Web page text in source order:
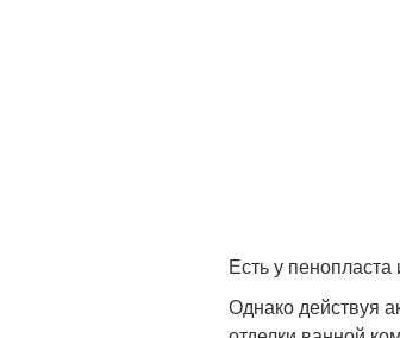
Есть у
Однако действуя